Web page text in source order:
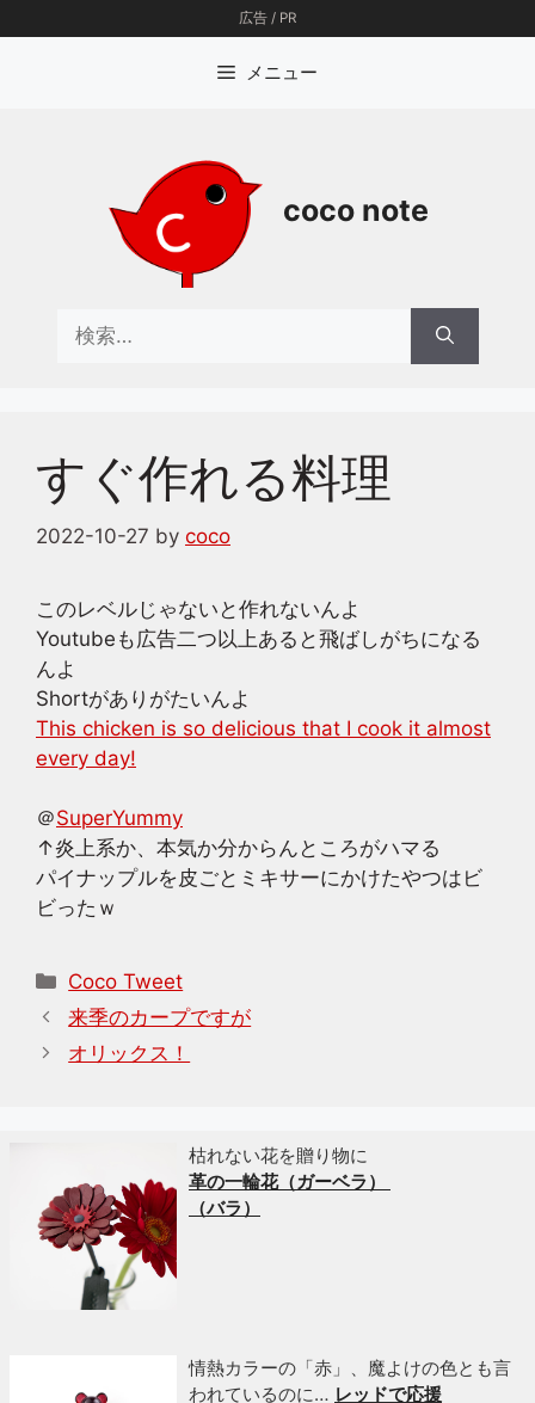
ン
広告 / PR
メニュー
coco note
索:
すぐ作れる料理
2022-10-27 by coco
このレベルじゃないと作れないんよ
Youtubeも広告二つ以上あると飛ばしがちになる
んよ
Shortがありがたいんよ
This chicken is so delicious that I cook it almost
every day!
＠SuperYummy
↑炎上系か、本気か分からんところがハマる
パイナップルを皮ごとミキサーにかけたやつはビ
ビったｗ
カ
テ
リ
Coco Tweet
来季のカープですが
オリックス！
枯れない花を贈り物に
革の一輪花（ガーベラ）
（バラ）
情熱カラーの「赤」、魔よけの色とも言
われているのに… レッドで応援